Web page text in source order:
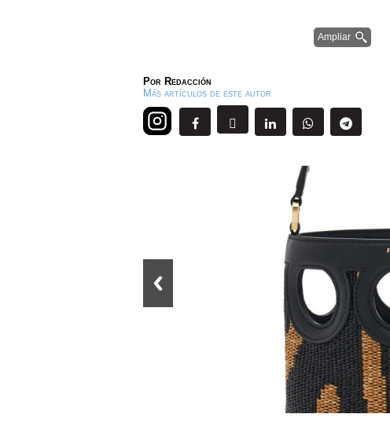
Ampliar
Por Redacción
Más artículos de este autor